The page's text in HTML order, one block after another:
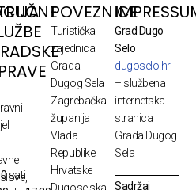
sati
POVEZNICE
Turistička
zajednica
Grada
Dugog Sela
Zagrebačka
županija
Vlada
Republike
Hrvatske
Grad Dugo
Selo
dugoselo.hr
– službena
internetska
stranica
Grada Dugog
Sela
Sadržaj